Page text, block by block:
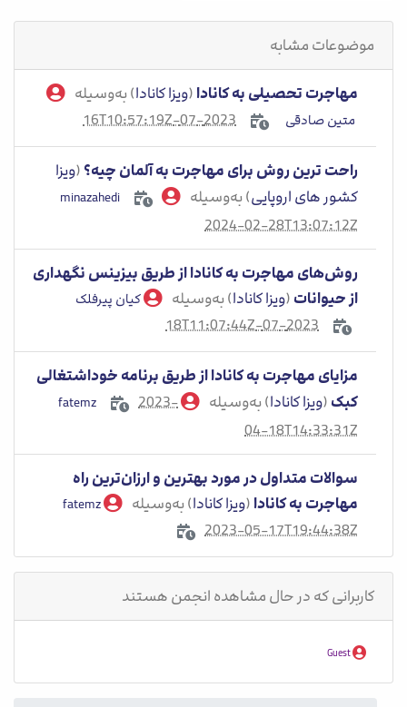
موضوعات مشابه
مهاجرت تحصیلی به کانادا (ویزا کانادا) به‌وسیله
متین صادقی 2023-07-16T10:57:19Z
راحت ترین روش برای مهاجرت به آلمان چیه؟ (ویزا
کشور های اروپایی) به‌وسیله
2024-02-28T13:07:12Z
روش‌های مهاجرت به کانادا از طریق بیزینس نگهداری
از حیوانات (ویزا کانادا) به‌وسیله کیان پیرفلک
2023-07-18T11:07:44Z
مزایای مهاجرت به کانادا از طریق برنامه خوداشتغالی
کبک (ویزا کانادا) به‌وسیله
2023-
04-18T14:33:31Z
سوالات متداول در مورد بهترین و ارزان‌ترین راه
مهاجرت به کانادا (ویزا کانادا) به‌وسیله
2023-05-17T19:44:38Z
کاربرانی که در حال مشاهده انجمن هستند